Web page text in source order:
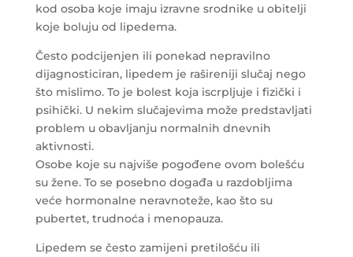
kod osoba koje imaju izravne srodnike u obitelji
koje boluju od lipedema.
Često podcijenjen ili ponekad nepravilno
dijagnosticiran, lipedem je rašireniji slučaj nego
što mislimo. To je bolest koja iscrpljuje i fizički i
psihički. U nekim slučajevima može predstavljati
problem u obavljanju normalnih dnevnih
aktivnosti.
Osobe koje su najviše pogođene ovom bolešću
su žene. To se posebno događa u razdobljima
veće hormonalne neravnoteže, kao što su
pubertet, trudnoća i menopauza.
Lipedem se često zamijeni pretilošću ili